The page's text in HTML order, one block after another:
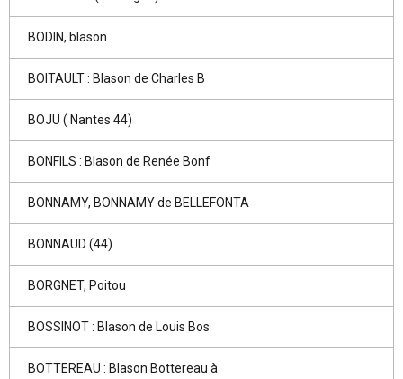
BODIN, blason
BOITAULT : Blason de Charles B
BOJU ( Nantes 44)
BONFILS : Blason de Renée Bonf
BONNAMY, BONNAMY de BELLEFONTA
BONNAUD (44)
BORGNET, Poitou
BOSSINOT : Blason de Louis Bos
BOTTEREAU : Blason Bottereau à